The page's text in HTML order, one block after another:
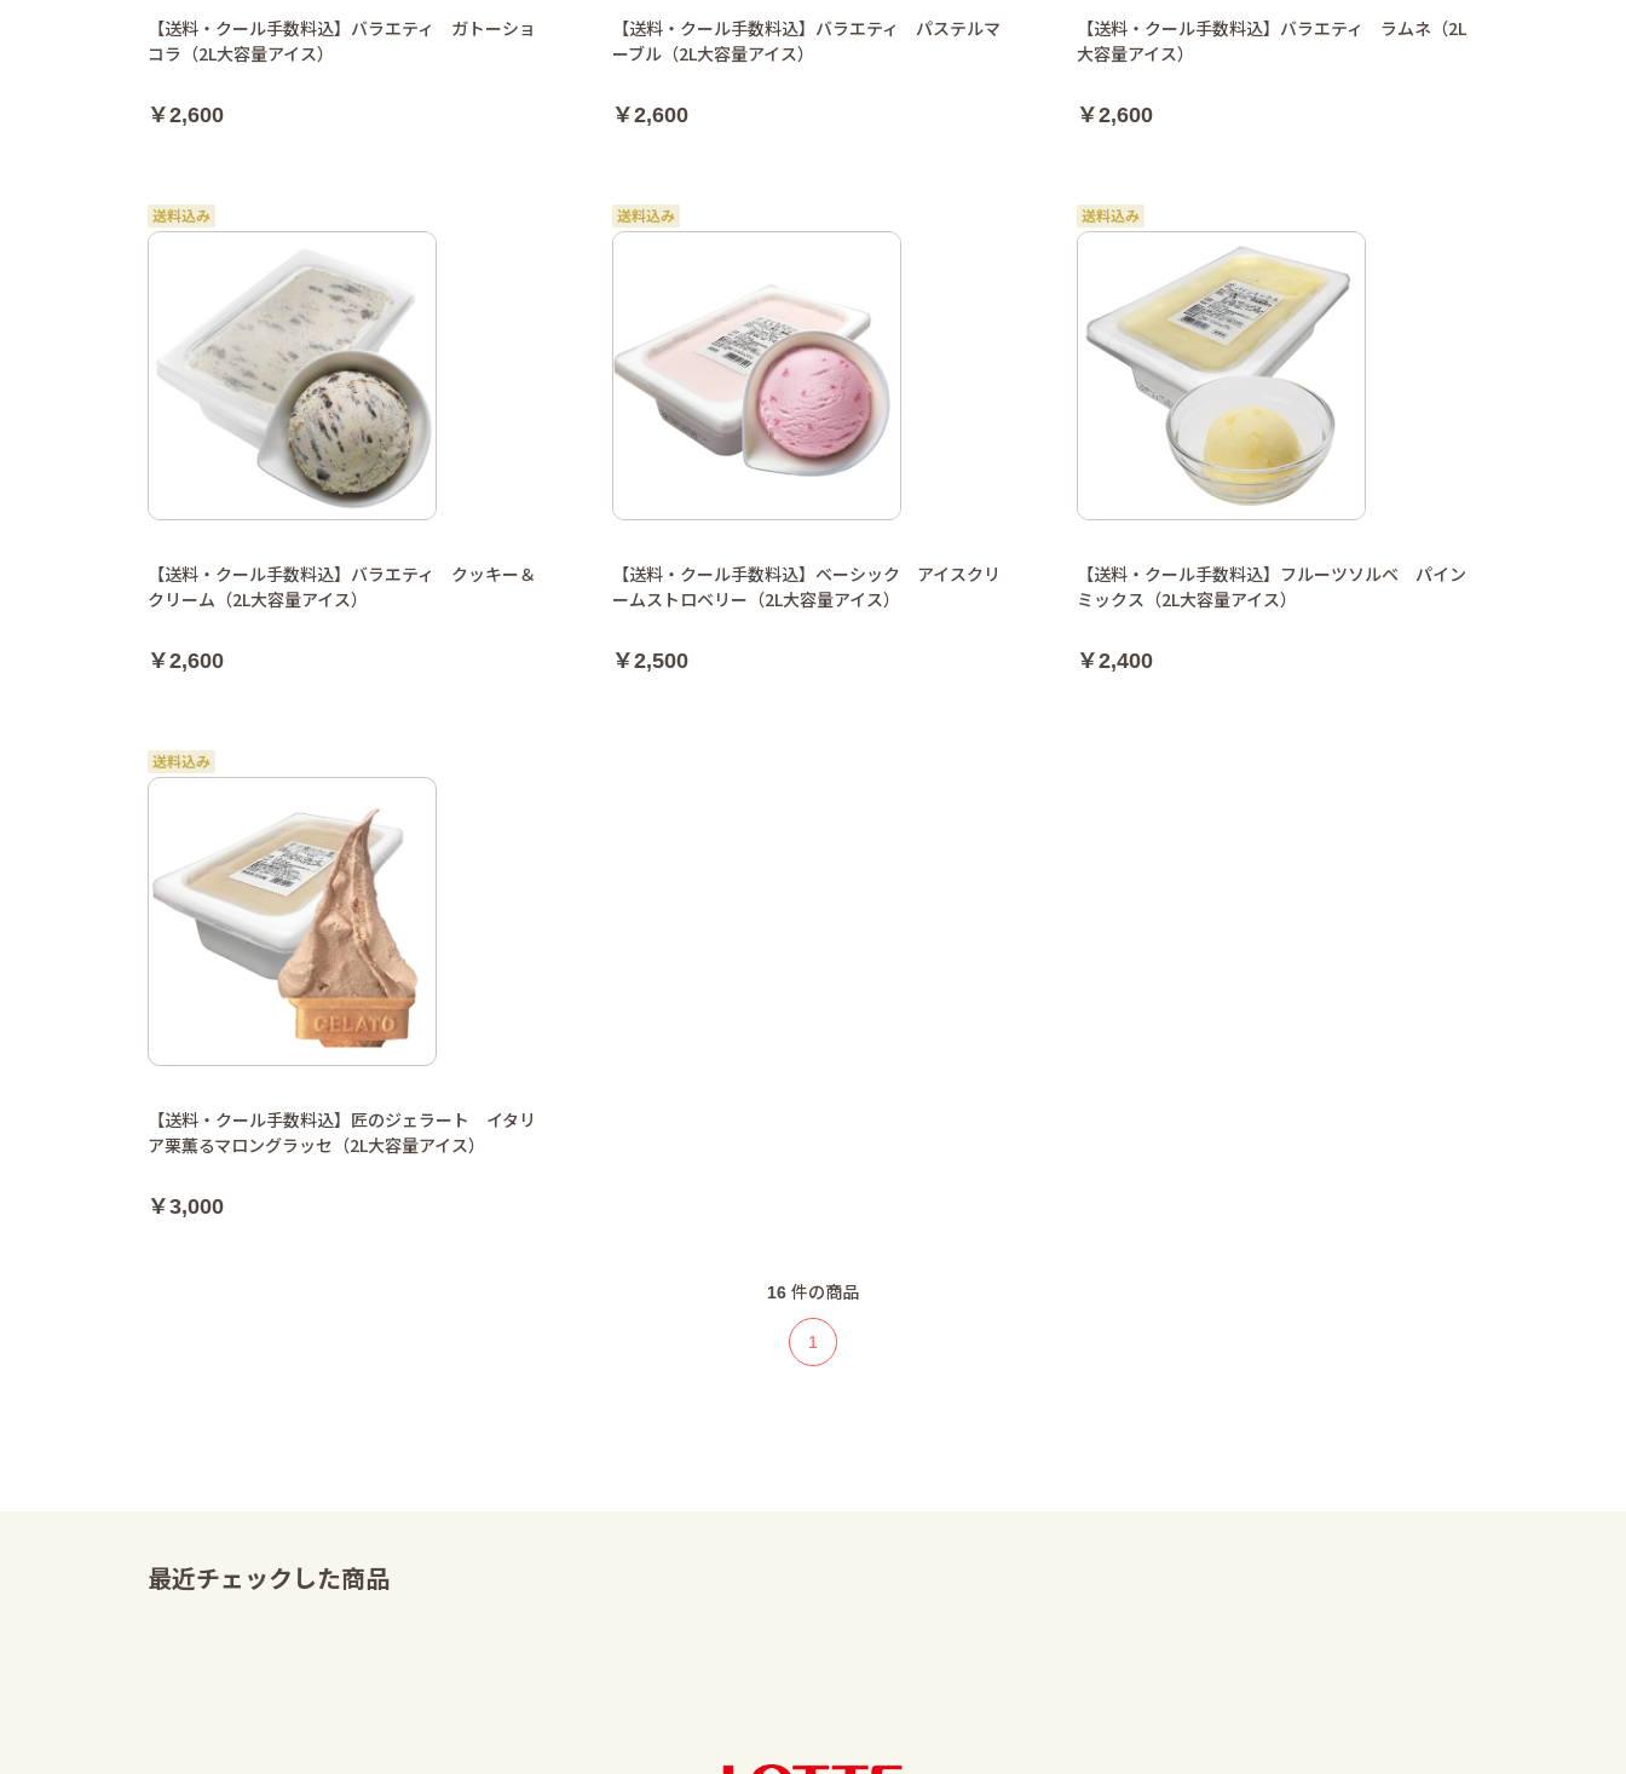
【送料・クール手数料込】バラエティ ガトーショ
コラ（2L大容量アイス）
￥2,600
【送料・クール手数料込】バラエティ パステルマ
ーブル（2L大容量アイス）
￥2,600
【送料・クール手数料込】バラエティ ラムネ（2L
大容量アイス）
￥2,600
【送料・クール手数料込】バラエティ クッキー＆
クリーム（2L大容量アイス）
￥2,600
【送料・クール手数料込】ベーシック アイスクリ
ームストロベリー（2L大容量アイス）
￥2,500
【送料・クール手数料込】フルーツソルベ パイン
ミックス（2L大容量アイス）
￥2,400
【送料・クール手数料込】匠のジェラート イタリ
ア栗薫るマロングラッセ（2L大容量アイス）
￥3,000
16 件の商品
1
最近チェックした商品